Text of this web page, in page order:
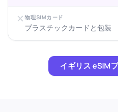
物理SIMカード
プラスチックカードと包装
イギリス eSIM